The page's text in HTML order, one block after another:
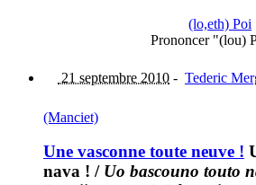
(lo,eth) Poi
Prononcer "(lou)
21 septembre 2010 - Tederic
(Manciet)
Une vasconne toute neuve !
nava ! / Uo bascouno touto